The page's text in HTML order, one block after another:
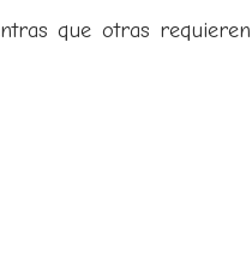
que otras requieren